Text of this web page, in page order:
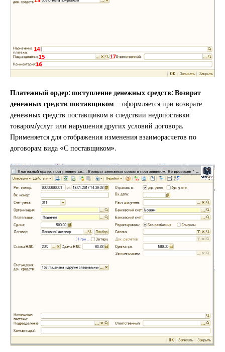
Платежный ордер: поступление денежных средств: Возврат
денежных средств поставщиком – оформляется при возврате
денежных средств поставщиком в следствии недопоставки
товаром/услуг или нарушения других условий договора.
Применяется для отображения изменения взаиморасчетов по
договорам вида «С поставщиком».